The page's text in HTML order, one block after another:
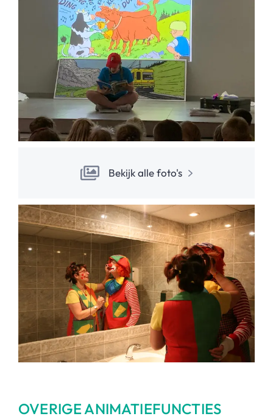
Bekijk alle foto's
OVERIGE ANIMATIEFUNCTIES